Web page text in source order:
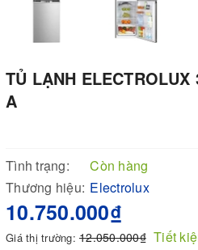
TỦ LẠNH
A
Tình trạng:
Còn hàng
Thương hiệu: Electrolux
10.750.000₫
Giá thị trường: 12.050.000₫ Tiết